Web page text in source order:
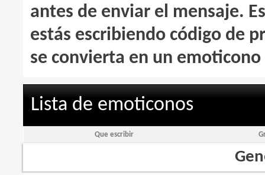
antes de enviar el mensaje.
estás escribiendo código de
se convierta en un
Lista de emoticonos
Que escribir